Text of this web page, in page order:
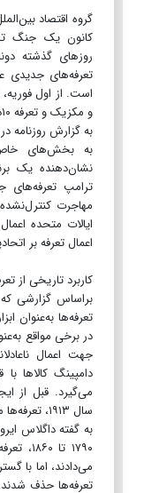
گروه اقتصاد
کانون یک جنگ
روزهای گذشته
تعرفه‌های جدیدی
و مکزیک و تعرفه ۱۰درصدی بر کالاهای چین وضع کرده است.
به گزارش روزنامه
به بخش‌های خاص
نشان‌دهنده یک
ترامپ تعرفه‌های
مهاجرت
ایالات متحده
اعمال تعرفه بر
کاربرد تاریخی از
براساس گزارشی
تعرفه‌ها به‌عنوان
در برخی مواقع
جهت اعمال
دامپینگ کالاها با
می‌گیرد. قبل از
سال ۱۹۱۳، تعرفه‌ها منبع اصلی درآمد دولت بودند.
به گفته داگلاس
می‌دادند، اما با
تعرفه‌ها حذف